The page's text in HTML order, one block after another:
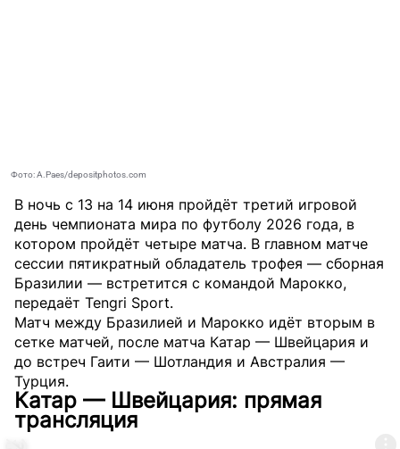
Фото: A.Paes/depositphotos.com
В ночь с 13 на 14 июня пройдёт третий игровой
день чемпионата мира по футболу 2026 года, в
котором пройдёт четыре матча. В главном матче
сессии пятикратный обладатель трофея — сборная
Бразилии — встретится с командой Марокко,
передаёт Tengri Sport.
Матч между Бразилией и Марокко идёт вторым в
сетке матчей, после матча Катар — Швейцария и
до встреч Гаити — Шотландия и Австралия —
Турция.
Катар — Швейцария: прямая
трансляция